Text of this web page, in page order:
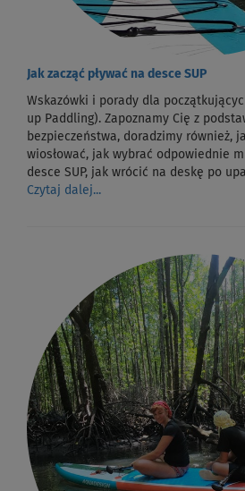
Jak zacząć pływać na desce SUP
Wskazówki i porady dla
up Paddling). Zapoznamy Cię z
bezpieczeństwa, doradzimy również,
wiosłować, jak wybrać odpowiednie
desce SUP, jak wrócić na deskę po
Czytaj dalej...